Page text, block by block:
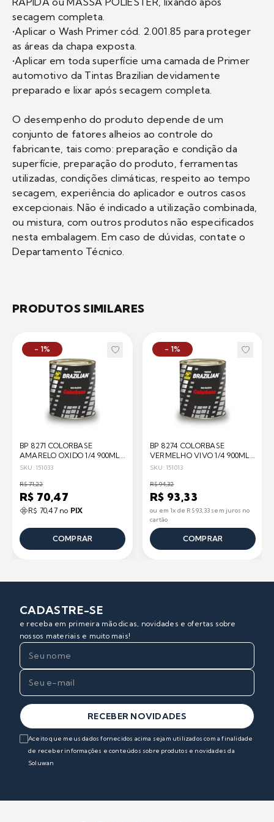
secagem completa.
•Aplicar o Wash Primer cód. 2.001.85 para proteger
as áreas da chapa exposta.
•Aplicar em toda superfície uma camada de Primer
automotivo da Tintas Brazilian devidamente
preparado e lixar após secagem completa.
O desempenho do produto depende de um
conjunto de fatores alheios ao controle do
fabricante, tais como: preparação e condição da
superfície, preparação do produto, ferramentas
utilizadas, condições climáticas, respeito ao tempo
secagem, experiência do aplicador e outros casos
excepcionais. Não é indicado a utilização combinada,
ou mistura, com outros produtos não especificados
nesta embalagem. Em caso de dúvidas, contate o
Departamento Técnico.
PRODUTOS SIMILARES
BP 8271 COLORBASE
AMARELO OXIDO 1/4 900ML
BRAZILIAN
SKU: 151033
R$ 71,22
R$ 70,47
R$ 70,47 no PIX
- 1%
COMPRAR
BP 8274 COLORBASE
VERMELHO VIVO 1/4 900ML
BRAZILIAN
SKU: 151013
R$ 94,32
R$ 93,33
ou em 1x de R$ 93,33 sem juros no
cartão
- 1%
COMPRAR
CADASTRE-SE
e receba em primeira mão dicas, novidades e ofertas sobre
nossos materiais e muito mais!
RECEBER NOVIDADES
Aceito que meus dados fornecidos acima sejam utilizados com a finalidade
de receber informações e conteúdos sobre produtos e novidades da
Soluwan